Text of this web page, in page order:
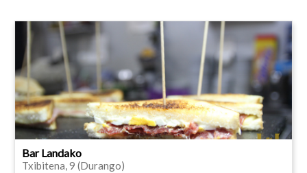
Bar Landako
Txibitena, 9 (Durango)